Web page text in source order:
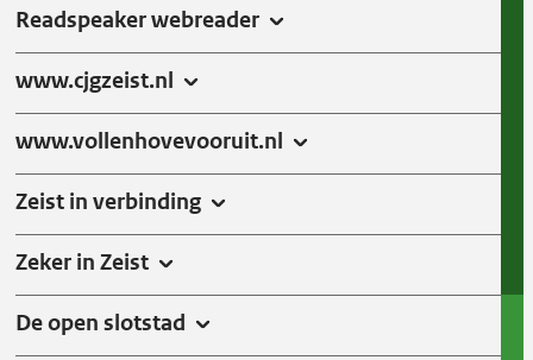
t
t
u
s
s
e
n
Readspeaker webreader
www.cjgzeist.nl
www.vollenhovevooruit.nl
Zeist in verbinding
Zeker in Zeist
De open slotstad